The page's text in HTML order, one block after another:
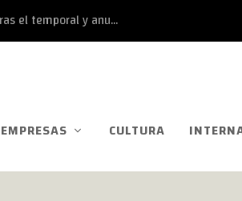
el temporal y anu...
EMPRESAS CULTURA